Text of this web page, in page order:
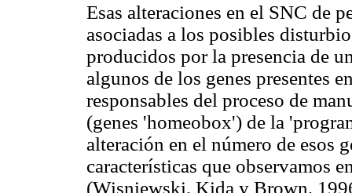
Esas alteraciones en el SNC de
asociadas a los posibles
producidos por la presencia de
algunos de los genes presentes
responsables del proceso de
(genes 'homeobox') de la
alteración en el número de esos
características que observamos
(Wisniewski, Kida y Brown,